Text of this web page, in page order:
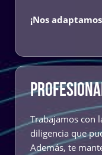
¡Nos
Trabajamos con
diligencia que
Además, te